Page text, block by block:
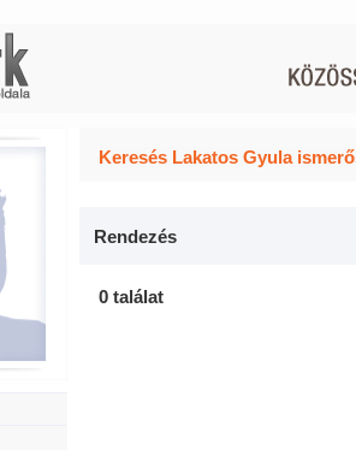
Keresés Lakatos Gyula
Rendezés
0 találat